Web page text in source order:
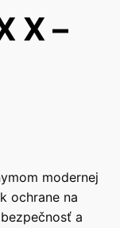
X –
modernej
ochrane na
a